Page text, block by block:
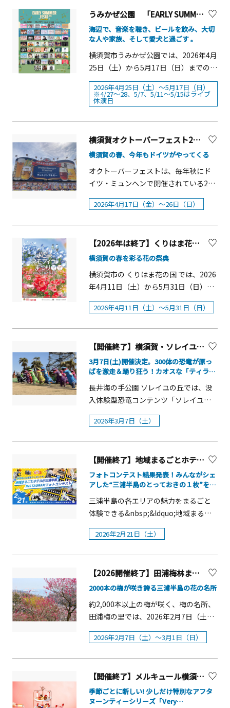
す。メインイベント「ドッグパレー
ド」では、一面に咲く55万本のネモフ
ィラ畑でみんなでパレードします。ド
レスコードはネモフィラにちなんでブ
ルー。愛犬家の皆様もワンちゃんも、
ください。パレード終了後には、ネモ
フィラを背景に愛犬と記念撮影が予定
の愛犬家同士で交流できる犬種別オフ
会、ワンちゃんグッズ、おやつ、ウェ
犬と一緒に参加できる催しが多数用意
されています。 イベント期間中は、園
内の観覧車やＧＯＧＯカートなどのア
施設など普段ワンちゃんが入れないエ
リアを特別に全開放。愛犬とともに一
す。愛犬との素敵な思い出を作りませ
んか。 ドッグイベント「SOLEIL DOG
PARADE 2026 ～ネモフィラ畑に大集
合！～」 概要■開催日時：2026年4月
25日（土）・26日（日）■場所：長井
表企業株式会社日比谷花壇■協力：ス
プリングハズカム合同会社、
OceanDogParkYokosuka、株式会社デ
ポルテ
うみかぜ公園 「EARLY SUMMER FESTA 2026 -Music and Beer-」【横須賀市】
海辺で、音楽を聴き、ビールを飲み、大切
な人や家族、そして愛犬と過ごす 。
横須賀市うみかぜ公園では、2026年4月
25日（土）から5月17日（日）までの期
間、心地よい海風が吹き抜けるロケー
ションの中、「EARLY SUMMER FESTA
2026 -Music and Beer-」を開催しま
ライブパフォーマンスをお楽しみいた
だけます。 また、ライブ日程にあわせ
て、ライブエリア隣接スペースでは
「クラフトビール総選挙」を実施。約
がら、多彩な味わいをご堪能いただけ
（水・振）には、愛犬と一緒に楽しめ
るイベント「LIFESTYLE with DOGS」
を開催。愛犬家向けマルシェが登場
し、ペットとの暮らしをより豊かにす
るグッズやおやつ、サービスを提供す
る店舗が集まります。 加えて、5月3日
（日・祝）から5日（火・祝）には子育
て支援ブースを設置し、「線香花火ワ
ークショップ」「移動式本屋」「キャ
まが楽しめる体験型コンテンツも実施
します。 海を身近に感じられる開放的
な公園で、音楽、クラフトビール、そ
して大切な人や愛犬とのひとときをお
楽しみください。心に残る特別な時間
をお過ごしいただけます。 EARLY
SUMMER FESTA 2026 -Music and
28、5/7、5/11〜5/15はライブ休演日■
会場：うみかぜ公園■後援：横須賀市
■主催：EARLY SUMMER FESTA実行委
員会■特別協賛：株式会社ドリームビ
ア、プレミアムウォーター株式会社■
Jackery■企画制作：株式会社
式会社T&amp;C ／ 株式会社クルー ／
Tfactory ※ライブ観覧にはチケットが
必要です。詳細は公式サイトにてご確
認ください。ライブ出演者iON! / いぎな
り東北産 / ウマ娘 プリティーダービー /
STU48 / Devil ANTHEM. / ドラマチック
UtaGe! / 煌めき☆アンフォレント / ドラ
マチックレコード / Task have Fun /
イダー / FULIT BOX /
2026年4月25日（土）〜5月17日（日）
※4/27〜28、5/7、5/11〜5/15はライブ
休演日
横須賀オクトーバーフェスト2026
横須賀の春、今年もドイツがやってくる
オクトーバーフェストは、毎年秋にド
イツ・ミュンヘンで開催されている200
年以上の歴史を持つ世界最大のビール
のお祭りです。今年で4回目となる横須
れます。ドイツビール飲み放題も楽し
める特別シートや誰でも簡単にドイツ
ビールが楽しめるスターターチケット
も登場します。ドイツ楽団などステー
オクトーバーフェストに是非ご来場く
2026年4月17日（金）～26日（日）
【2026年は終了】くりはま花の国 「ポピー・ネモフィラまつり」2026【横須賀市】
横須賀の春を彩る花の祭典
横須賀市の くりはま花の国 では、2026
年4月11日（土）から5月31日（日）ま
で、恒例の「ポピー・ネモフィラまつ
り」を開催します。 園内のポピー園で
げます。さらに、山頂に広がる天空の
花畑では、淡いブルーのネモフィラが
見頃を迎え、まるで青い絨毯のような
幻想的な風景をお楽しみいただけま
す。そのほか、アイスランドポピーな
どころのひとつです。開催概要■開催
各花壇■料金: 入園無料※開花状況は天
候により変動する場合がございます。
あらかじめご了承ください。見頃予想
ネモフィラ：4月中旬～4月下旬（4月7
日現在5分咲き）ポピー：4月下旬～5月
24日（金）～5月24日（日）の期間中
こいのぼりが登場。赤いポピーの上を
優雅に泳ぐ姿は、この時期だけの特別
な景色です。ポピー園にて無料の花摘
は、ポピー園にて無料の花摘み大会を
開催予定です。ご家族での思い出づく
りにぜひご参加ください。【くりはま
花の国について】くりはま花の国は、
入園無料で気軽に楽しめる緑豊かな公
園です。春のポピー、秋のコスモスを
はじめ、ハーブ園や冒険ランド、アー
チェリー場など、見どころ満載！特に
2026年4月11日（土）～5月31日（日）
【開催終了】横須賀・ソレイユの丘 「ソレイユ恐竜島」オープン記念「第4回 ティラノサウルスレース」開催
3月7日(土)開催決定。300体の恐竜が原っ
ぱを激走＆踊り狂う！カオスな「ティラノ
長井海の手公園 ソレイユの丘では、没
入体験型恐竜コンテンツ「ソレイユ恐
竜島」を2026年3月6日（金）にオープ
ンします。 これまでの展示を大きく上
踏み入れたかのような臨場感をお楽し
みいただけます。 「ソレイユ恐竜島」
の誕生を記念し、3月7日（土）には、
一般社団法人日本ティラノサウルス競
技連盟公認イベント「第4回ティラノサ
します。 毎回多くの参加申込が寄せら
大規模での実施となります。 さらに、
音楽に合わせて園内を行進する「ティ
「ティラノ綱引き」や「ティラノファ
ッションコンテスト」など、多彩なプ
ログラムが予定されており、会場を盛
7日（土）■会場：長井海の手公園 ソ
レイユの丘 「のんびりはらっぱ」■
定員：300名（先着順）※当日参加枠な
し成獣の部オス（中学生以上男性）
2026年3月7日（土）
【開催終了】地域まるごとホテル＠三浦半島Instagramフォトコンテスト オンライン表彰式
フォトコンテスト結果発表！みんながシェ
アした“三浦半島のとっておきの１枚”を見
三浦半島の各エリアの魅力をまるごと
体験できる&nbsp;&ldquo;地域まるご
とホテル@三浦半島&rdquo;三浦半島の
魅力をSNSでシェアしてもらうフォトコ
表＆表彰式をオンラインで開催しま
す！当日は、謎の旅行好きおじさんこ
と「ひげおぢ」と地域まるごとホテル
各エリアの宿スタッフが審査員として
マイアバターでのご参加になりますの
参加ください。※イベント内容は予告
なしに変更する場合がございます。会
場：オンライン日時：2026年2月21日
（土）11:00～12:00【参加方法】事前
2026年2月21日（土）
【2026開催終了】田浦梅林まつり【横須賀市】
2000本の梅が咲き誇る三浦半島の花の名所
約2,000本以上の梅が咲く、梅の名所、
田浦梅の里では、2026年2月7日（土）
～3月1日（日）の期間、第71回「田浦
梅林まつり」が開催されます。開催概
日（日）13：00～14：00場所：田浦梅
の里集合：田浦梅の里芝生広場参加自
由・無料 たこ持参メインイベント開
2026年2月7日（土）～3月1日（日）
【開催終了】メルキュール横須賀 「Very Berry! 苺とSAKURAでときめく春のアフタヌーンティー」
季節ごとに新しい! 少しだけ特別なアフタ
ヌーンティーシリーズ「Very